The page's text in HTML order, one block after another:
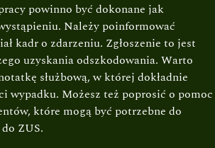
powinno być dokonane jak
Należy poinformować
kadr o zdarzeniu. Zgłoszenie to jest
uzyskania odszkodowania. Warto
służbową, w której dokładnie
wypadku. Możesz też poprosić o pomoc
które mogą być potrzebne do
ZUS.